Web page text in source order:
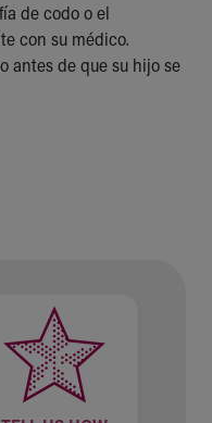
de codo o el
con su médico.
antes de que su hijo se